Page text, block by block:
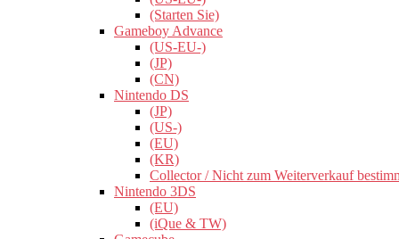
(Starten Sie)
Gameboy Advance
(US-EU-)
(JP)
(CN)
Nintendo DS
(JP)
(US-)
(EU)
(KR)
Collector / Nicht zum Weiterverkauf
Nintendo 3DS
(EU)
(iQue & TW)